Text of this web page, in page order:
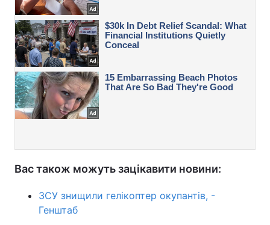
Вас також можуть зацікавити новини:
ЗСУ знищили гелікоптер окупантів, -
Генштаб